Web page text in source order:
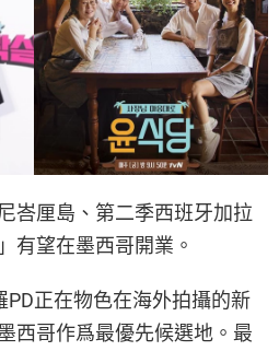
峇厘島、第二季西班牙加拉
有望在墨西哥開業。
正在物色在海外拍攝的新
西哥作爲最優先候選地。最